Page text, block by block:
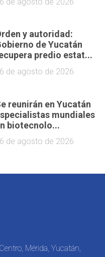
y autoridad:
de Yucatán
predio estat...
de agosto de 2026
reunirán en Yucatán
mundiales
biotecnolo...
de agosto de 2026
Mérida, Yucatán,